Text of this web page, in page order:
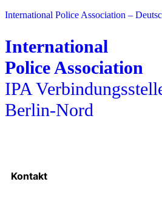
International Police Association –
International
Police Association
IPA
Berlin-Nord
Kontakt